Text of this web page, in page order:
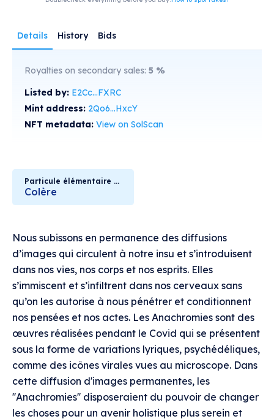
Details History Bids
Royalties on secondary sales: 5 %
Listed by: E2Cc...FXRC
Mint address: 2Qo6...HxcY
NFT metadata: View on SolScan
Particule élémentaire en colère
Colère
Nous subissons en permanence des diffusions
d’images qui circulent à notre insu et s’introduisent
dans nos vies, nos corps et nos esprits. Elles
s’immiscent et s’infiltrent dans nos cerveaux sans
qu’on les autorise à nous pénétrer et conditionnent
nos pensées et nos actes. Les Anachromies sont des
œuvres réalisées pendant le Covid qui se présentent
sous la forme de variations lyriques, psychédéliques,
comme des icônes virales vues au microscope. Dans
cette diffusion d'images permanentes, les
''Anachromies'' disposeraient du pouvoir de changer
les choses pour un avenir holistique plus serein et